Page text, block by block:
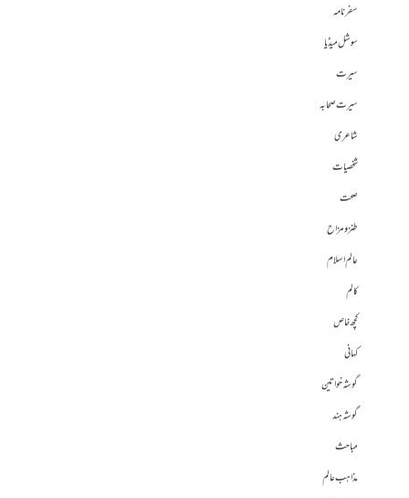
سفرنامہ
سوشل میڈیا
سیرت
سیرت صحابہ
شاعری
شخصیات
صحت
طنز و مزاح
عالم اسلام
کالم
کچھ خاص
کہانی
گوشہ خواتین
گوشہ ہند
مباحث
مذاہب عالم